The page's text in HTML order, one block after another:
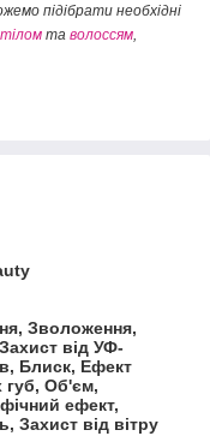
підібрати необхідні
тілом та волоссям,
Зволоження,
від УФ-
Блиск, Ефект
губ, Об'єм,
ефект,
Захист від вітру